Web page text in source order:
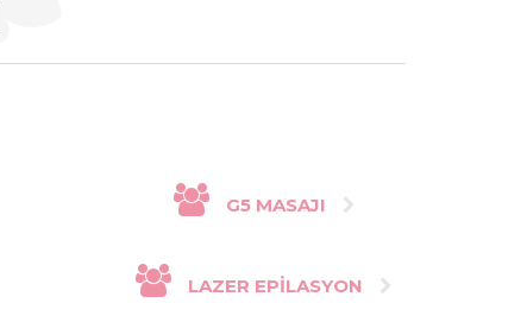
G5 MASAJI
LAZER EPILASYON